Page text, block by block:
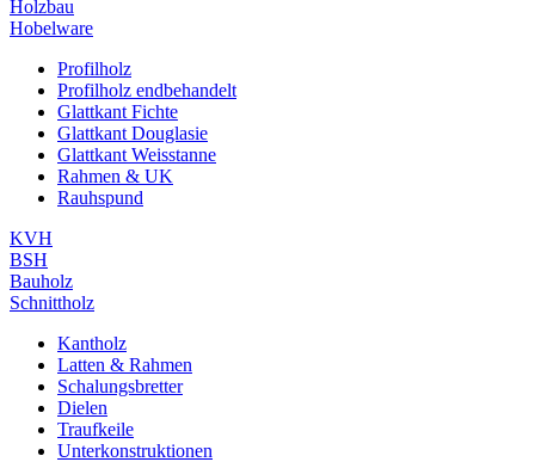
Holzbau
Hobelware
Profilholz
Profilholz endbehandelt
Glattkant Fichte
Glattkant Douglasie
Glattkant Weisstanne
Rahmen & UK
Rauhspund
KVH
BSH
Bauholz
Schnittholz
Kantholz
Latten & Rahmen
Schalungsbretter
Dielen
Traufkeile
Unterkonstruktionen